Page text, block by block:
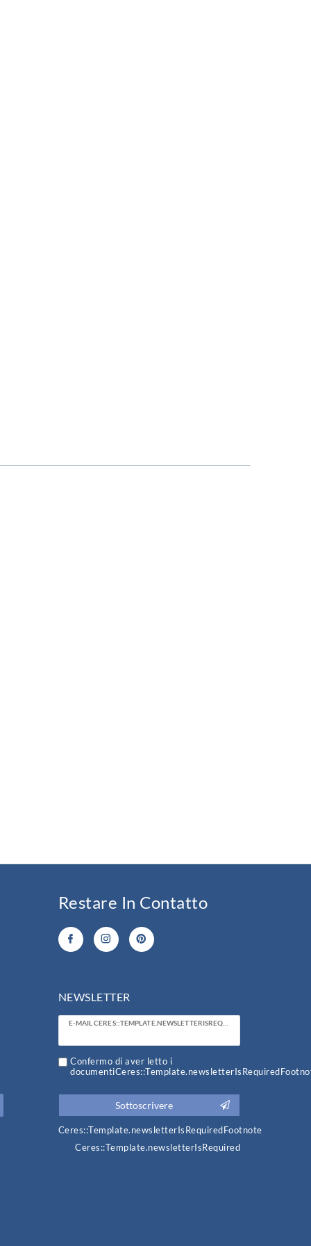
Restare In Contatto
NEWSLETTER
Ceres::Template.newsletterHoneypotLabel
Confermo di aver letto i
Sottoscrivere
Ceres::Template.newsletterIsRequiredFootnote
Ceres::Template.newsletterIsRequired